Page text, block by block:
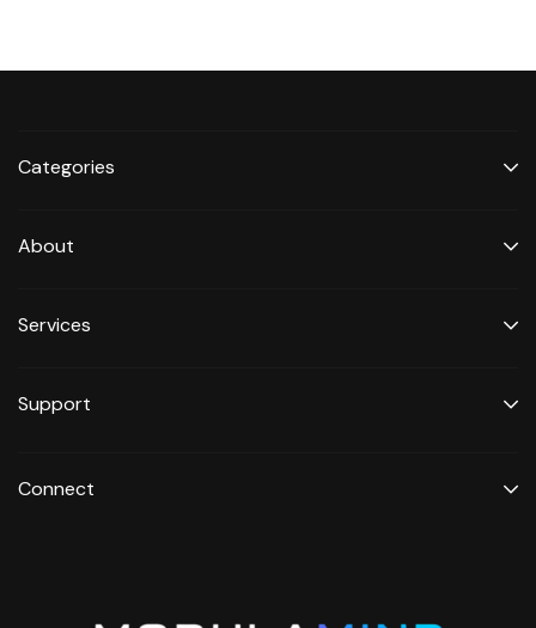
Categories
About
Services
Support
Connect